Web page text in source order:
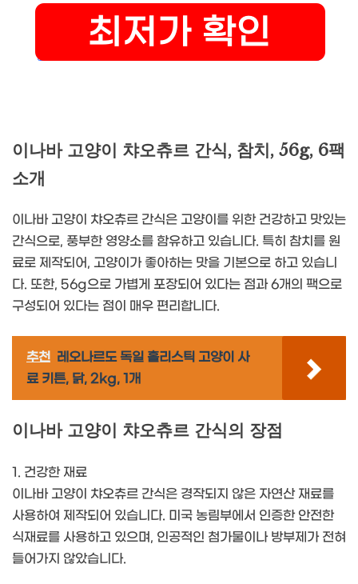
이나바 고양이 챠오츄르 간식, 참치, 56g, 6팩
소개
이나바 고양이 챠오츄르 간식은 고양이를 위한 건강하고 맛있는
간식으로, 풍부한 영양소를 함유하고 있습니다. 특히 참치를 원
료로 제작되어, 고양이가 좋아하는 맛을 기본으로 하고 있습니
다. 또한, 56g으로 가볍게 포장되어 있다는 점과 6개의 팩으로
구성되어 있다는 점이 매우 편리합니다.
추천 레오나르도 독일 홀리스틱 고양이 사
료 키튼, 닭, 2kg, 1개
이나바 고양이 챠오츄르 간식의 장점
1. 건강한 재료
이나바 고양이 챠오츄르 간식은 경작되지 않은 자연산 재료를
사용하여 제작되어 있습니다. 미국 농림부에서 인증한 안전한
식재료를 사용하고 있으며, 인공적인 첨가물이나 방부제가 전혀
들어가지 않았습니다.